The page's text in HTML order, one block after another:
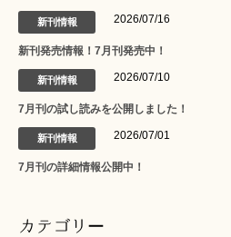
新刊情報 2026/07/16
新刊発売情報！7月刊発売中！
新刊情報 2026/07/10
7月刊の試し読みを公開しました！
新刊情報 2026/07/01
7月刊の詳細情報公開中！
カテゴリー